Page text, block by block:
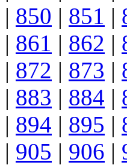
| 850 | 851 |
| 861 | 862 |
| 872 | 873 |
| 883 | 884 |
| 894 | 895 |
| 905 | 906 |